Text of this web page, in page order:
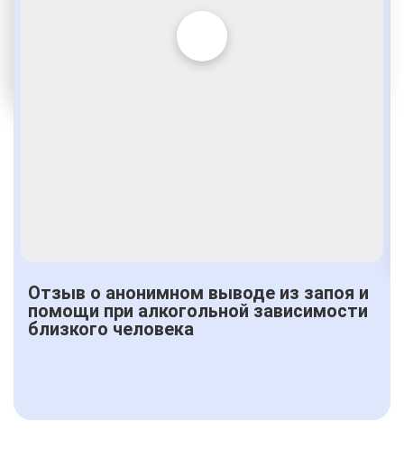
Отзыв о анонимном выводе из запоя и
помощи при алкогольной зависимости
близкого человека